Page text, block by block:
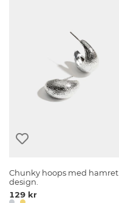
Chunky hoops med hamret
design.
129 kr